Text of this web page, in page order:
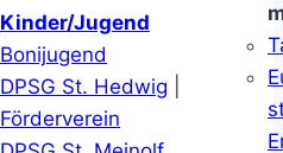
Kinder/Jugend
Bonijugend
DPSG St. Hedwig
Förderverein